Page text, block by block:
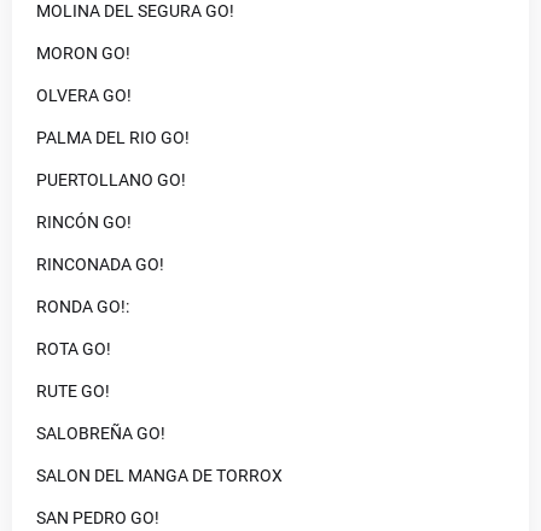
MOLINA DEL SEGURA GO!
MORON GO!
OLVERA GO!
PALMA DEL RIO GO!
PUERTOLLANO GO!
RINCÓN GO!
RINCONADA GO!
RONDA GO!:
ROTA GO!
RUTE GO!
SALOBREÑA GO!
SALON DEL MANGA DE TORROX
SAN PEDRO GO!